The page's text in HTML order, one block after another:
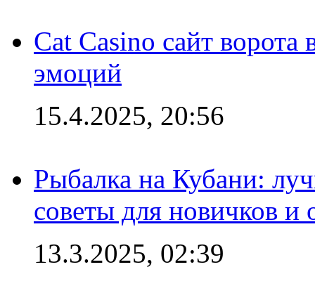
Cat Casino сайт
эмоций
15.4.2025, 20:56
Рыбалка на Кубани:
советы для новичков
13.3.2025, 02:39